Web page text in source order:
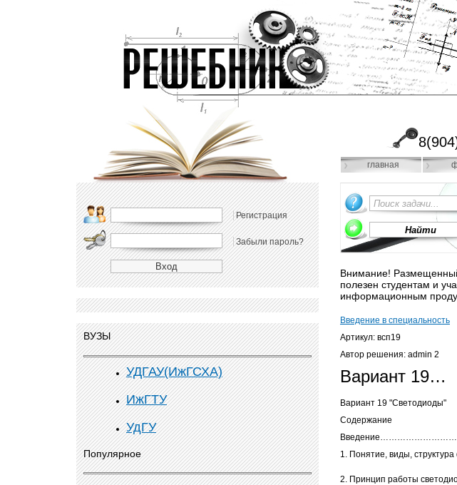
главная
Регистрация
Забыли пароль?
ВУЗЫ
УДГАУ(ИжГСХА)
ИжГТУ
УдГУ
Популярное
Внимание!
полезен студентам и
информационным
Введение в специальность
Артикул: всп19
Автор решения: admin 2
Вариант 19…
Вариант 19 "Светодиоды"
Содержание
1.
Понятие, виды,
2. Принцип работы